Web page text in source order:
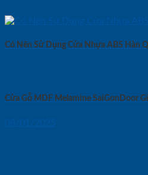
Có Nên Sử Dụng Cửa Nhựa ABS Hàn
Cửa Gỗ MDF Melamine SaiGonDoor
08/01/2025